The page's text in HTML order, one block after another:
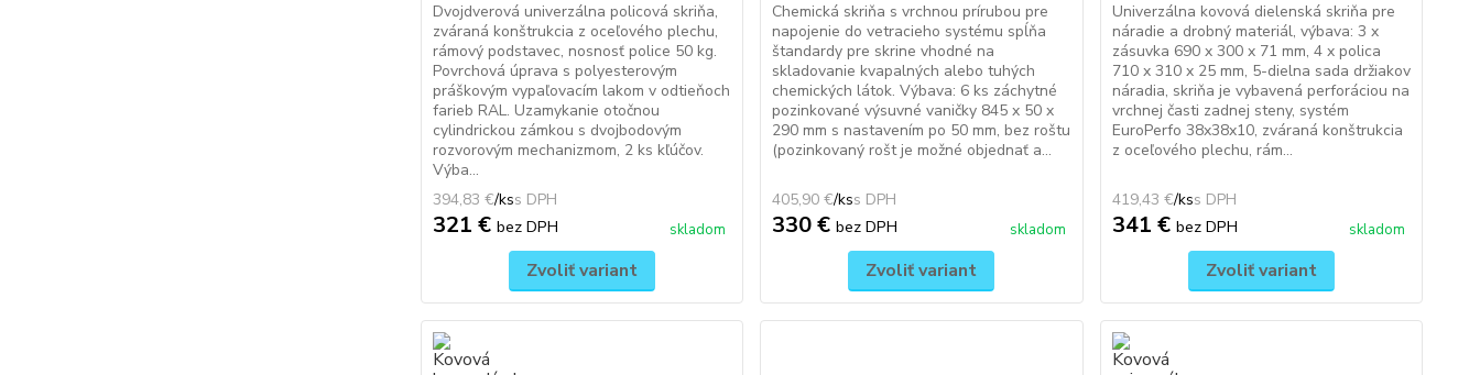
Dvojdverová univerzálna policová skriňa,
zváraná konštrukcia z oceľového plechu,
rámový podstavec, nosnosť police 50 kg.
Povrchová úprava s polyesterovým
práškovým vypaľovacím lakom v odtieňoch
farieb RAL. Uzamykanie otočnou
cylindrickou zámkou s dvojbodovým
rozvorovým mechanizmom, 2 ks kľúčov.
Výba...
394,83 €/ks
321 € bez DPH skladom
Zvoliť variant
Chemická skriňa s vrchnou prírubou pre
napojenie do vetracieho systému spĺňa
štandardy pre skrine vhodné na
skladovanie kvapalných alebo tuhých
chemických látok. Výbava: 6 ks záchytné
pozinkované výsuvné vaničky 845 x 50 x
290 mm s nastavením po 50 mm, bez roštu
(pozinkovaný rošt je možné objednať a...
405,90 €/ks
330 €bez DPH skladom
Zvoliť variant
Univerzálna kovová dielenská skriňa pre
náradie a drobný materiál, výbava: 3 x
zásuvka 690 x 300 x 71 mm, 4 x polica
710 x 310 x 25 mm, 5-dielna sada držiakov
náradia, skriňa je vybavená perforáciou na
vrchnej časti zadnej steny, systém
EuroPerfo 38x38x10, zváraná konštrukcia
z oceľového plechu, rám...
419,43 €/ks
341 € bez DPH skladom
Zvoliť variant